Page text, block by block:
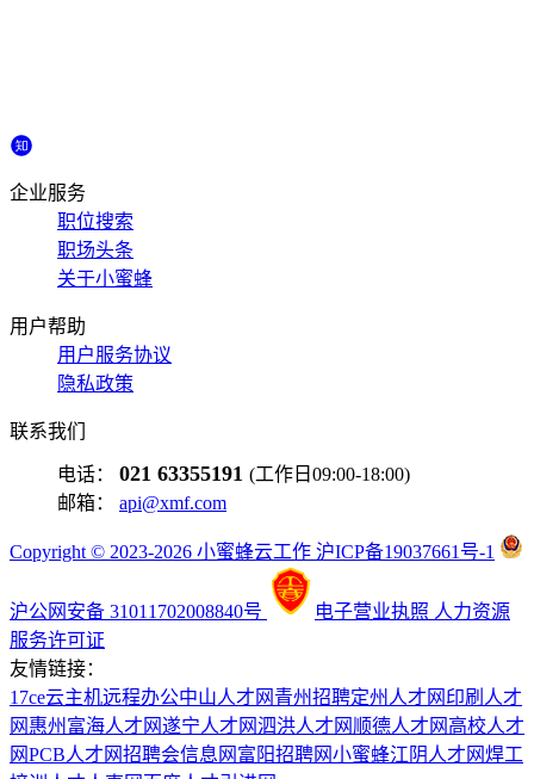
企业服务
职位搜索
职场头条
关于小蜜蜂
用户帮助
用户服务协议
隐私政策
联系我们
电话： 021 63355191 (工作日09:00-18:00)
邮箱： api@xmf.com
Copyright © 2023-2026 小蜜蜂云工作 沪ICP备19037661号-1
沪公网安备 31011702008840号 电子营业执照 人力资源
服务许可证
友情链接：
17ce云主机远程办公中山人才网 青州招聘定州人才网 印刷人才
网 惠州富海人才网遂宁人才网泗洪人才网 顺德人才网 高校人才
网PCB人才网招聘会信息网 富阳招聘网小蜜蜂江阴人才网焊工